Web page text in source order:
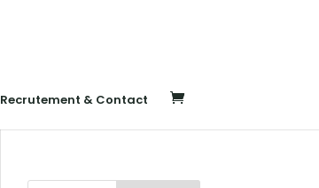
Recrutement & Contact